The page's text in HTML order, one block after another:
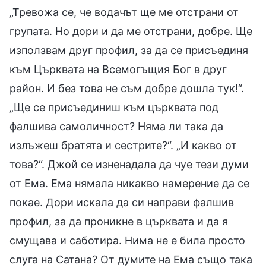
„Тревожа се, че водачът ще ме отстрани от
групата. Но дори и да ме отстрани, добре. Ще
използвам друг профил, за да се присъединя
към Църквата на Всемогъщия Бог в друг
район. И без това не съм добре дошла тук!“.
„Ще се присъединиш към църквата под
фалшива самоличност? Няма ли така да
излъжеш братята и сестрите?“. „И какво от
това?“. Джой се изненадала да чуе тези думи
от Ема. Ема нямала никакво намерение да се
покае. Дори искала да си направи фалшив
профил, за да проникне в църквата и да я
смущава и саботира. Нима не е била просто
слуга на Сатана? От думите на Ема също така